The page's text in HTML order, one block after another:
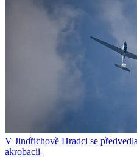
V Jindřichově Hradci se
akrobacii